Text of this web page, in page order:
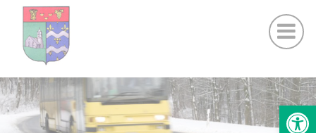
( VOTRE MAIRIE )
( VOTRE COMMUNE )
Actualités Chamigny Journal de la Commune
Suivez-nous sur Facebook
Suivez-nous sur Instagram
Panneau de gestion des cookies